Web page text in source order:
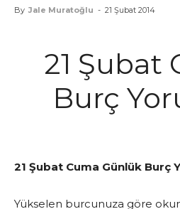
By Jale Muratoğlu - 21 Şubat 2014
21 Şubat
Burç
21 Şubat Cuma Günlük Burç
Yükselen burcunuza göre